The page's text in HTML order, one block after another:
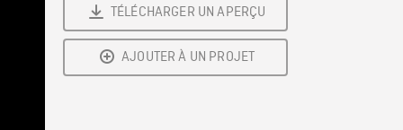
TÉLÉCHARGER UN APERÇU
AJOUTER À UN PROJET